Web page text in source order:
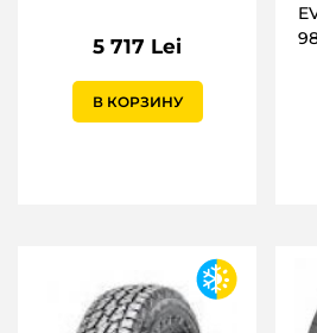
5 717 Lei
В КОРЗИНУ